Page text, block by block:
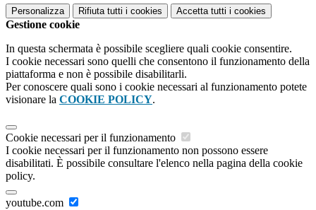
Personalizza Rifiuta tutti i cookies Accetta tutti i cookies
Gestione cookie
In questa schermata è possibile scegliere quali cookie consentire.
I cookie necessari sono quelli che consentono il funzionamento della
piattaforma e non è possibile disabilitarli.
Per conoscere quali sono i cookie necessari al funzionamento potete
visionare la COOKIE POLICY.
Cookie necessari per il funzionamento
I cookie necessari per il funzionamento non possono essere
disabilitati. È possibile consultare l'elenco nella pagina della cookie
policy.
youtube.com